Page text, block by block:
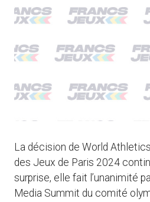
La décision de World
des Jeux de Paris 2024
surprise, elle fait l’unanimité
Media Summit du comité